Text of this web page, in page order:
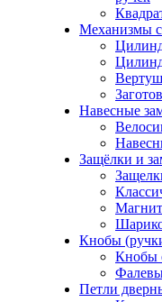
Механизмы
Навесные
Защёлки и
Кнобы
Кнобы
Петли